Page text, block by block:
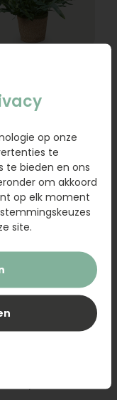
16,95
Bestel
19,95
op onze
te
te bieden en ons
om akkoord
op elk moment
site.